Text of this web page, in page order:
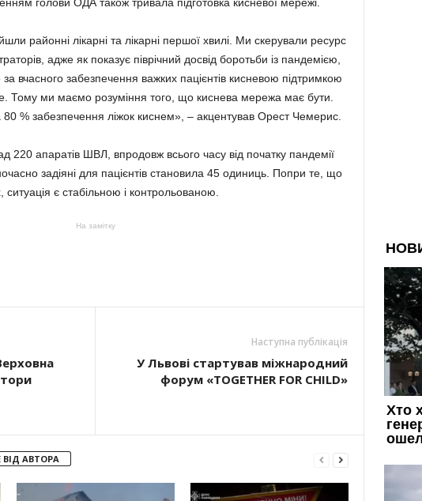
районні лікарні та лікарні першої хвилі. Ми скерували ресурс
адже як показує піврічний досвід боротьби із пандемією,
вчасного забезпечення важких пацієнтів кисневою підтримкою
Тому ми маємо розуміння того, що киснева мережа має бути.
% забезпечення ліжок киснем», – акцентував Орест Чемерис.
220 апаратів ШВЛ, впродовж всього часу від початку пандемії
задіяні для пацієнтів становила 45 одиниць. Попри те, що
ситуація є стабільною і контрольованою.
На замітку
Наступна публікація
У Львові стартував міжнародний
форум «TOGETHER FOR CHILD»
ВІД АВТОРА